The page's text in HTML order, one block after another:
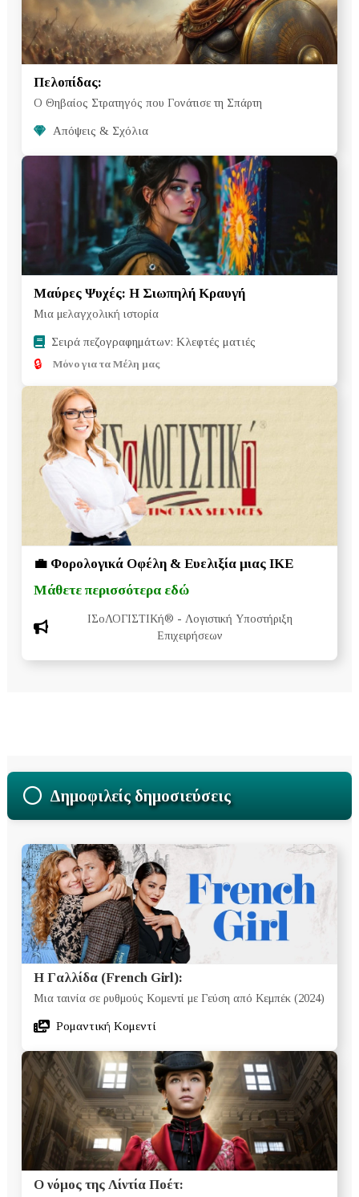
Πελοπίδας:
Ο Θηβαίος Στρατηγός που Γονάτισε τη Σπάρτη
Απόψεις & Σχόλια
Μαύρες Ψυχές: Η Σιωπηλή Κραυγή
Μια μελαγχολική ιστορία
Σειρά πεζογραφημάτων: Κλεφτές ματιές
🔒 Μόνο για τα Μέλη μας
💼 Φορολογικά Οφέλη & Ευελιξία μιας ΙΚΕ
Μάθετε περισσότερα εδώ
ΙΣοΛΟΓΙΣΤΙΚή® - Λογιστική Υποστήριξη
Επιχειρήσεων
Δημοφιλείς δημοσιεύσεις
Η Γαλλίδα (French Girl):
Μια ταινία σε ρυθμούς Κομεντί με Γεύση από Κεμπέκ (2024)
Ρομαντική Κομεντί
Ο νόμος της Λίντία Ποέτ: